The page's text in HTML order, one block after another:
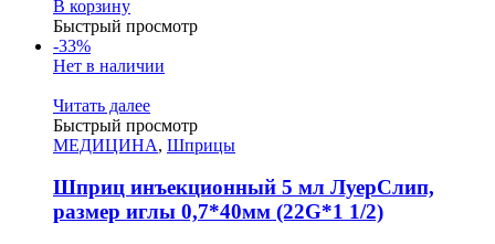
В корзину
Быстрый просмотр
-33%
Нет в наличии
Читать далее
Быстрый просмотр
МЕДИЦИНА, Шприцы
Шприц инъекционный 5 мл ЛуерСлип,
размер иглы 0,7*40мм (22G*1 1/2)